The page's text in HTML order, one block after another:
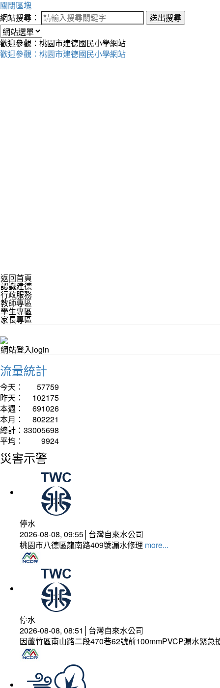
關閉區塊
網站搜尋：
送出搜尋
歡迎參觀：桃園市建德國民小學網站
歡迎參觀：桃園市建德國民小學網站
返回首頁
認識建德
行政服務
教師專區
學生專區
家長專區
網站登入login
流量統計
今天：
57759
昨天：
102175
本週：
691026
本月：
802221
總計： 33005698
平均：
9924
災害示警
停水
2026-08-08, 09:55│台灣自來水公司
桃園市八德區龍南路409號漏水修理 more...
停水
2026-08-08, 08:51│台灣自來水公司
因蘆竹區南山路二段470巷62號前100mmPVCP漏水緊急